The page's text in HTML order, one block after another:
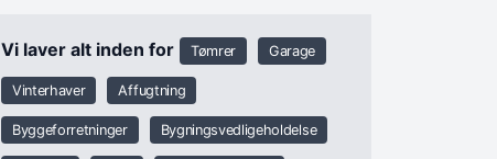
Vi laver alt inden for Tømrer Garage
Vinterhaver Affugtning
Byggeforretninger Bygningsvedligeholdelse